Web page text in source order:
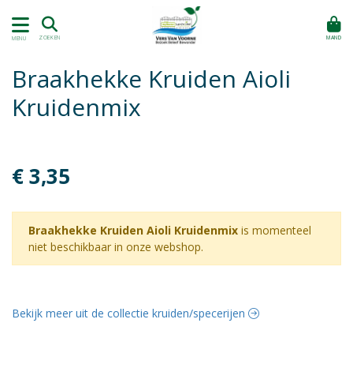
MENU ZOEKEN MAND
Braakhekke Kruiden Aioli
Kruidenmix
€ 3,35
Braakhekke Kruiden Aioli Kruidenmix is momenteel
niet beschikbaar in onze webshop.
Bekijk meer uit de collectie kruiden/specerijen